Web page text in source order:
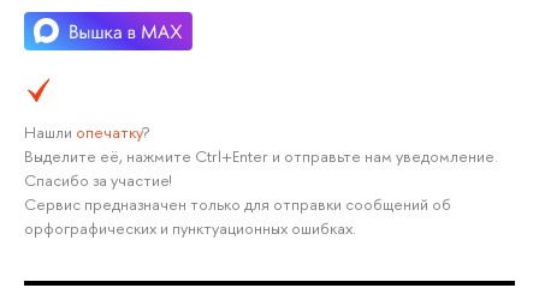
Нашли опечатку?
Выделите её, нажмите Ctrl+Enter и отправьте нам уведомление.
Спасибо за участие!
Сервис предназначен только для отправки сообщений об
орфографических и пунктуационных ошибках.